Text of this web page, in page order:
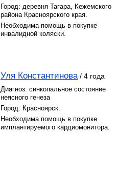
Город: деревня Тагара, Кежемского
района Красноярского края.
Необходима помощь в покупке
инвалидной коляски.
Уля Константинова / 4 года
Диагноз: синкопальное состояние
неясного генеза
Город: Красноярск.
Необходима помощь в покупке
имплантируемого кардиомонитора.